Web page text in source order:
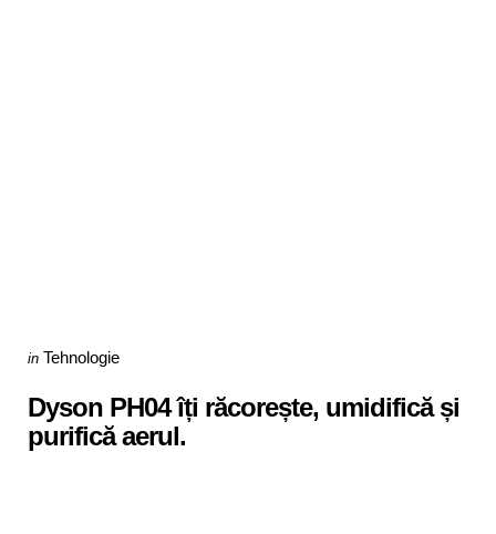
Categories
Posted
in Tehnologie
Dyson PH04 îți răcorește, umidifică și
purifică aerul.